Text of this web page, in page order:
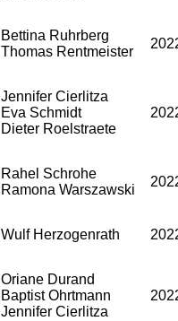
Bettina Ruhrberg
Thomas Rentmeister
Jennifer Cierlitza
Eva Schmidt
Dieter Roelstraete
Rahel Schrohe
Ramona Warszawski
Wulf Herzogenrath
Oriane Durand
Baptist Ohrtmann
Jennifer Cierlitza